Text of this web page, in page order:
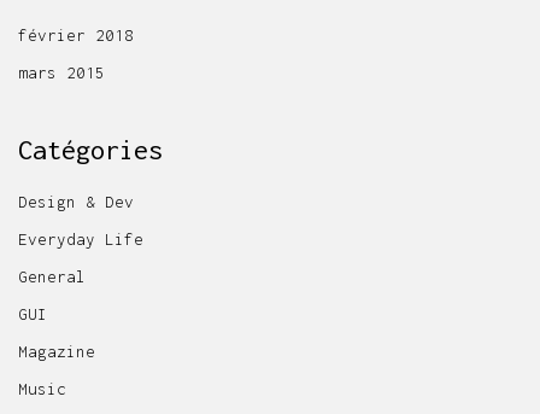
février 2018
mars 2015
Catégories
Design & Dev
Everyday Life
General
GUI
Magazine
Music